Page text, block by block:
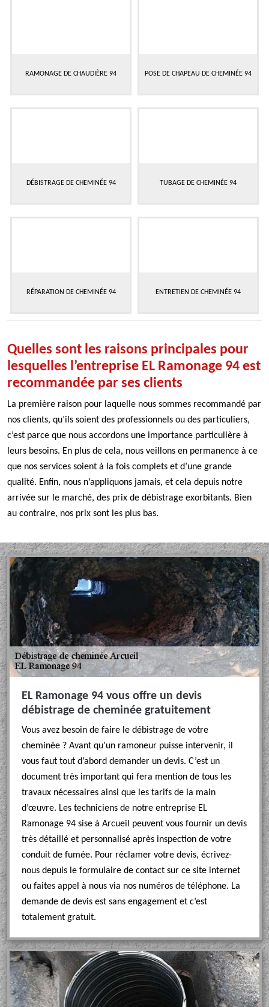
RAMONAGE DE CHAUDIÈRE 94 POSE DE CHAPEAU DE CHEMINÉE 94
DÉBISTRAGE DE CHEMINÉE 94 TUBAGE DE CHEMINÉE 94
RÉPARATION DE CHEMINÉE 94 ENTRETIEN DE CHEMINÉE 94
Quelles sont les raisons principales pour
lesquelles l’entreprise EL Ramonage 94 est
recommandée par ses clients
La première raison pour laquelle nous sommes recommandé par
nos clients, qu’ils soient des professionnels ou des particuliers,
c’est parce que nous accordons une importance particulière à
leurs besoins. En plus de cela, nous veillons en permanence à ce
que nos services soient à la fois complets et d’une grande
qualité. Enfin, nous n’appliquons jamais, et cela depuis notre
arrivée sur le marché, des prix de débistrage exorbitants. Bien
au contraire, nos prix sont les plus bas.
EL Ramonage 94 vous offre un devis
débistrage de cheminée gratuitement
Vous avez besoin de faire le débistrage de votre
cheminée ? Avant qu’un ramoneur puisse intervenir, il
vous faut tout d’abord demander un devis. C’est un
document très important qui fera mention de tous les
travaux nécessaires ainsi que les tarifs de la main
d’œuvre. Les techniciens de notre entreprise EL
Ramonage 94 sise à Arcueil peuvent vous fournir un devis
très détaillé et personnalisé après inspection de votre
conduit de fumée. Pour réclamer votre devis, écrivez-
nous depuis le formulaire de contact sur ce site internet
ou faites appel à nous via nos numéros de téléphone. La
demande de devis est sans engagement et c’est
totalement gratuit.